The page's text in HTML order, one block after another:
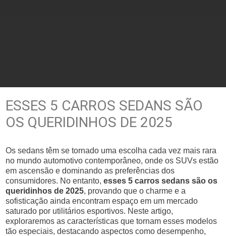
ESSES 5 CARROS SEDANS SÃO
OS QUERIDINHOS DE 2025
Os sedans têm se tornado uma escolha cada vez mais rara
no mundo automotivo contemporâneo, onde os SUVs estão
em ascensão e dominando as preferências dos
consumidores. No entanto,esses 5 carros sedans são os
queridinhos de 2025, provando que o charme e a
sofisticação ainda encontram espaço em um mercado
saturado por utilitários esportivos. Neste artigo,
exploraremos as características que tornam esses modelos
tão especiais, destacando aspectos como desempenho,